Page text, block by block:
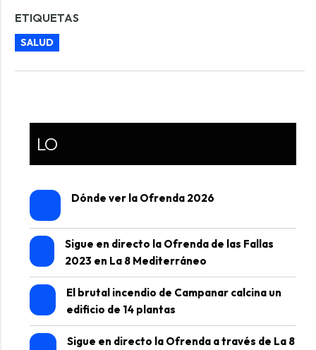
ETIQUETAS
SALUD
LO
Dónde ver la Ofrenda 2026
Sigue en directo la Ofrenda de las Fallas
2023 en La 8 Mediterráneo
El brutal incendio de Campanar calcina un
edificio de 14 plantas
Sigue en directo la Ofrenda a través de La 8